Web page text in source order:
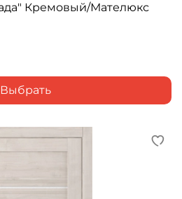
Кремовый/Мателюкс
Выбрать